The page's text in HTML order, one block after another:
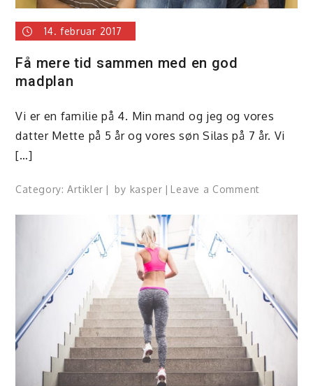
14. februar 2017
Få mere tid sammen med en god
madplan
Vi er en familie på 4. Min mand og jeg og vores
datter Mette på 5 år og vores søn Silas på 7 år. Vi
[…]
Category:Artikler by kasper Leave a Commenton
en
god
madplan